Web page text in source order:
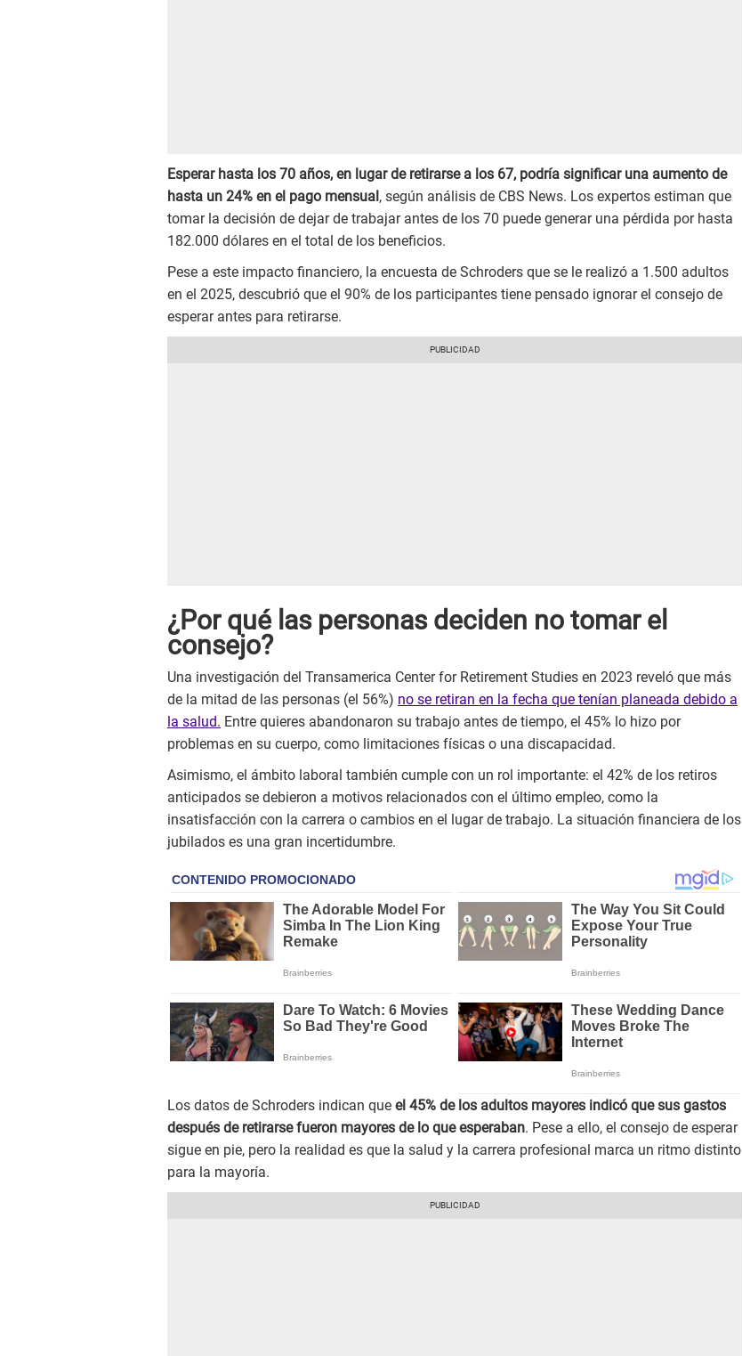
Esperar hasta los 70 años, en lugar de retirarse a los 67, podría significar una aumento de
hasta un 24% en el pago mensual , según análisis de CBS News. Los expertos estiman que
tomar la decisión de dejar de trabajar antes de los 70 puede generar una pérdida por hasta
182.000 dólares en el total de los beneficios.
Pese a este impacto financiero, la encuesta de Schroders que se le realizó a 1.500 adultos
en el 2025, descubrió que el 90% de los participantes tiene pensado ignorar el consejo de
esperar antes para retirarse.
¿Por qué las personas deciden no tomar el
consejo?
Una investigación del Transamerica Center for Retirement Studies en 2023 reveló que más
de la mitad de las personas (el 56%) no se retiran en la fecha que tenían planeada debido a
la salud. Entre quieres abandonaron su trabajo antes de tiempo, el 45% lo hizo por
problemas en su cuerpo, como limitaciones físicas o una discapacidad.
Asimismo, el ámbito laboral también cumple con un rol importante: el 42% de los retiros
anticipados se debieron a motivos relacionados con el último empleo, como la
insatisfacción con la carrera o cambios en el lugar de trabajo. La situación financiera de los
jubilados es una gran incertidumbre.
Los datos de Schroders indican que el 45% de los adultos mayores indicó que sus gastos
después de retirarse fueron mayores de lo que esperaban. Pese a ello, el consejo de esperar
sigue en pie, pero la realidad es que la salud y la carrera profesional marca un ritmo distinto
para la mayoría.